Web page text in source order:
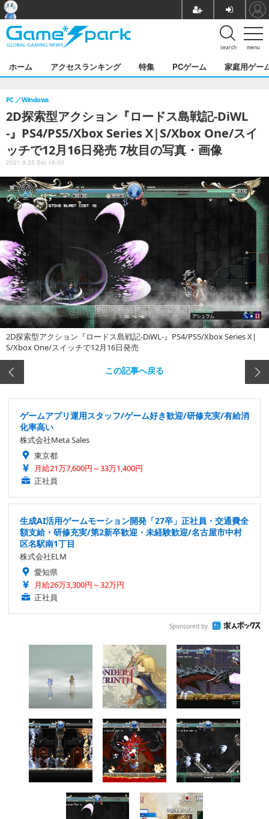
menu
search
ホーム アクセスランキング 特集 PCゲーム 家庭用ゲー
2D探索型アクション『ロードス島戦記-DiWL
-』PS4/PS5/Xbox Series X|S/Xbox One/スイ
ッチで12月16日発売 7枚目の写真・画像
PC Windows
2021.9.25 Sat 16:00
2D探索型アクション『ロードス島戦記-DiWL-』PS4/PS5/Xbox Series X|
S/Xbox One/スイッチで12月16日発売
この記事へ戻る
ゲームアプリ運用スタッフ/ゲーム好き歓迎/研修充実/有給消
化率高い
株式会社Meta Sales
東京都
月給21万7,600円～33万1,400円
正社員
生成AI活用ゲームモーション開発「27卒」正社員・交通費全
額支給・研修充実/第2新卒歓迎・未経験歓迎/名古屋市中村
区名駅南1丁目
株式会社ELM
愛知県
月給26万3,300円～32万円
正社員
Sponsored by